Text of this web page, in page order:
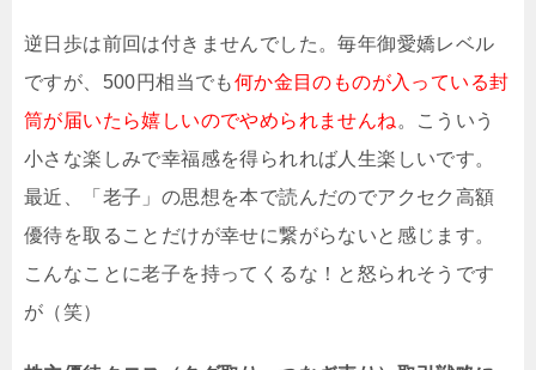
逆日歩は前回は付きませんでした。毎年御愛嬌レベル
ですが、500円相当でも何か金目のものが入っている封
筒が届いたら嬉しいのでやめられませんね 。こういう
小さな楽しみで幸福感を得られれば人生楽しいです。
最近、「老子」の思想を本で読んだのでアクセク高額
優待を取ることだけが幸せに繋がらないと感じます。
こんなことに老子を持ってくるな！と怒られそうです
が（笑）